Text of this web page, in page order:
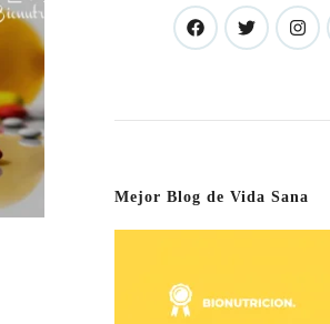
Mejor Blog de Vida Sana